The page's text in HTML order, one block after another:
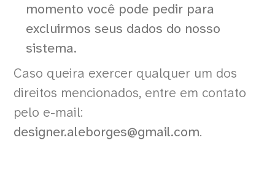
momento você pode pedir para
excluirmos seus dados do nosso
sistema.
Caso queira exercer qualquer um dos
direitos mencionados, entre em contato
pelo e-mail:
designer.aleborges@gmail.com.